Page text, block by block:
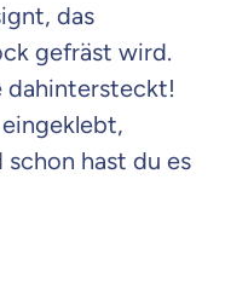
das
gefräst wird.
dahintersteckt!
hast du es